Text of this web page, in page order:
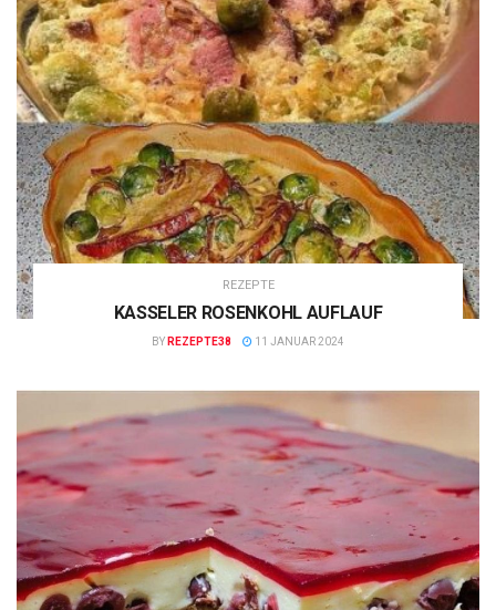
REZEPTE
KASSELER ROSENKOHL AUFLAUF
BY REZEPTE38 11 JANUAR 2024